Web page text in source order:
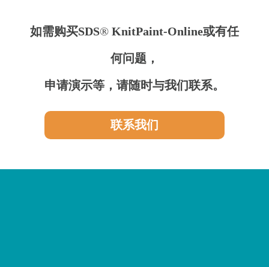
如需购买SDS® KnitPaint-Online或有任
何问题，
申请演示等，请随时与我们联系。
联系我们